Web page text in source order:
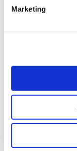
Marketing